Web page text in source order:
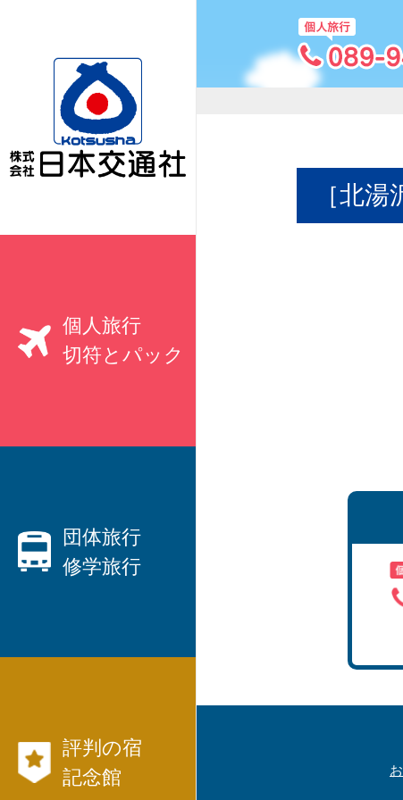
個人旅行
切符とパック
国内旅行
から
ェリー等切符
も発行出来ます。
団体旅行
修学旅行
国内旅行モデル
コース
評判の宿
記念館
［北